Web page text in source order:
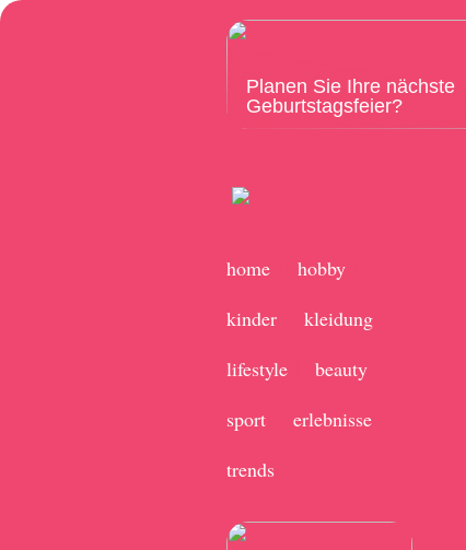
Planen Sie Ihre nächste
Geburtstagsfeier?
home
hobby
kinder
kleidung
lifestyle
beauty
sport
erlebnisse
trends